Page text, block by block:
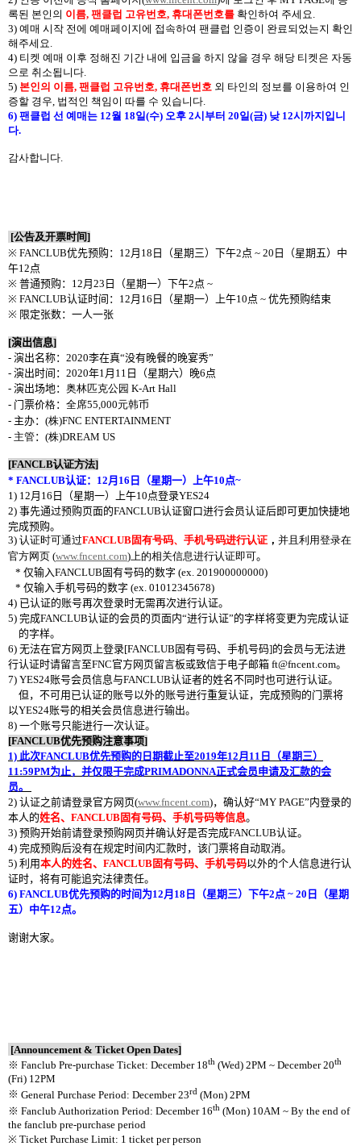
록된 본인의 이름, 팬클럽 고유번호, 휴대폰번호를 확인하여 주세요
3) 예매 시작 전에 예매페이지에 접속하여 팬클럽 인증이 완료되었는지 확인
해주세요
4) 티켓 예매 이후 정해진 기간 내에 입금을 하지 않을 경우 해당 티켓은 자동
으로 취소됩니다
5) 본인의 이름, 팬클럽 고유번호, 휴대폰번호 외 타인의 정보를 이용하여 인
증할 경우 법적인 책임이 따를 수 있습니다
6) 팬클럽 선 예매는 12월 18일(수) 오후 2시부터 20일(금) 낮12시까지입니
다.
감사합니다
[公告及开票时间]
※ FANCLUB优先预购： 12 月 18 日（星期三）下午2 点 ~ 20 日（星期五）中
午12 点
※ 普通预购： 12 月23 日（星期一）下午2 点 ~
※ FANCLUB认证时间： 12 月 16 日（星期一）上午10 点 ~ 优先预购结束
※ 限定张数：一人一张
[演出信息]
- 演出名称： 2020李在真“没有晚餐的晚宴秀”
- 演出时间： 2020年1 月 11 日（星期六）晚6 点
- 演出场地： 奥林匹克公园 K-Art Hall
- 门票价格： 全席55,000元韩币
- 主办： (株)FNC ENTERTAINMENT
- 主管： (株)DREAM US
[FANCLB认证方法]
* FANCLUB认证： 12 月16 日（星期一）上午10 点~
1) 12 月 16 日（星期一）上午10 点登录YES24
2) 事先通过预购页面的FANCLUB认证窗口进行会员认证后即可更加快捷地
完成预购。
3) 认证时可通过FANCLUB固有号码、手机号码进行认证 ， 并且利用登录在
官方网页 (www.fncent.com) 上的相关信息进行认证即可。
* 仅输入FANCLUB固有号码的数字 (ex. 201900000000)
* 仅输入手机号码的数字 (ex. 01012345678)
4) 已认证的账号再次登录时无需再次进行认证。
5) 完成FANCLUB认证的会员的页面内“进行认证”的字样将变更为完成认证
的字样。
6) 无法在官方网页上登录[FANCLUB固有号码、手机号码]的会员与无法进
行认证时请留言至FNC官方网页留言板或致信于电子邮箱 ft@fncent.com。
7) YES24账号会员信息与FANCLUB认证者的姓名不同时也可进行认证。
但，不可用已认证的账号以外的账号进行重复认证，完成预购的门票将
以YES24账号的相关会员信息进行输出。
8) 一个账号只能进行一次认证。
[FANCLUB优先预购注意事项]
1) 此次FANCLUB优先预购的日期截止至2019年12 月11 日（星期三）
11:59PM为止，并仅限于完成PRIMADONNA正式会员申请及汇款的会
员。
2) 认证之前请登录官方网页(www.fncent.com)，确认好“MY PAGE”内登录的
本人的姓名、 FANCLUB固有号码、手机号码等信息。
3) 预购开始前请登录预购网页并确认好是否完成FANCLUB认证。
4) 完成预购后没有在规定时间内汇款时，该门票将自动取消。
5) 利用本人的姓名、 FANCLUB固有号码、手机号码以外的个人信息进行认
证时，将有可能追究法律责任。
6) FANCLUB优先预购的时间为12 月18 日（星期三）下午2 点 ~ 20 日（星期
五）中午12 点。
谢谢大家。
[Announcement & Ticket Open Dates]
※ Fanclub Pre-purchase Ticket: December 18th (Wed) 2PM ~ December 20th
(Fri) 12PM
※ General Purchase Period: December 23rd (Mon) 2PM
※ Fanclub Authorization Period: December 16th (Mon) 10AM ~ By the end of
the fanclub pre-purchase period
※ Ticket Purchase Limit: 1 ticket per person